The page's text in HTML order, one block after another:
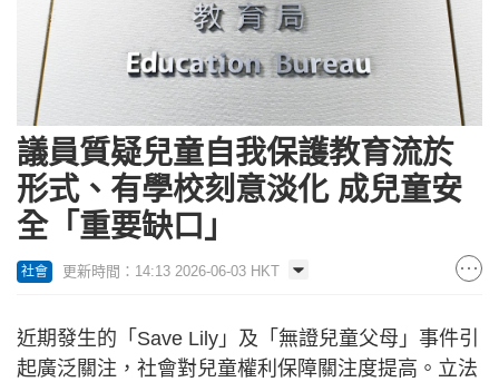
議員質疑兒童自我保護教育流於
形式、有學校刻意淡化 成兒童安
全「重要缺口」
社會 更新時間：14:13 2026-06-03 HKT
近期發生的「Save Lily」及「無證兒童父母」事件引
起廣泛關注，社會對兒童權利保障關注度提高。立法